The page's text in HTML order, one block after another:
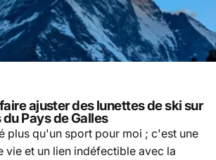
ajuster des lunettes de ski sur
Pays de Galles
plus qu'un sport pour moi ; c'est une
vie et un lien indéfectible avec la